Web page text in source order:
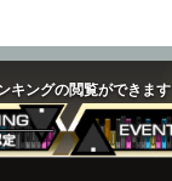
キングの閲覧ができます